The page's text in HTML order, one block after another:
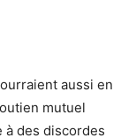
aussi en
mutuel
à des discordes